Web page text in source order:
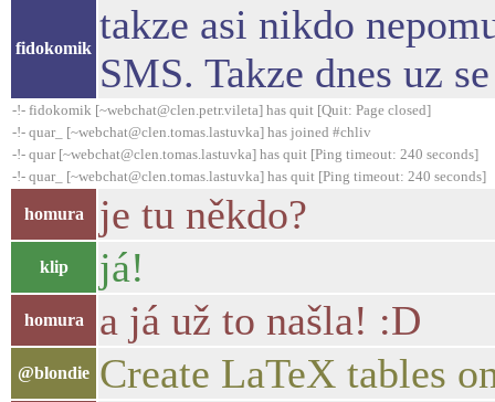
fidokomik
takze asi nikdo
SMS. Takze dnes uz
-!- fidokomik [~webchat@clen.petr.vileta] has quit [Quit: Page closed]
-!- quar_ [~webchat@clen.tomas.lastuvka] has joined #chliv
-!- quar [~webchat@clen.tomas.lastuvka] has quit [Ping timeout: 240 seconds]
-!- quar_ [~webchat@clen.tomas.lastuvka] has quit [Ping timeout: 240 seconds]
homura je tu někdo?
klip já!
homura a já už to našla! :D
@blondie Create LaTeX tables